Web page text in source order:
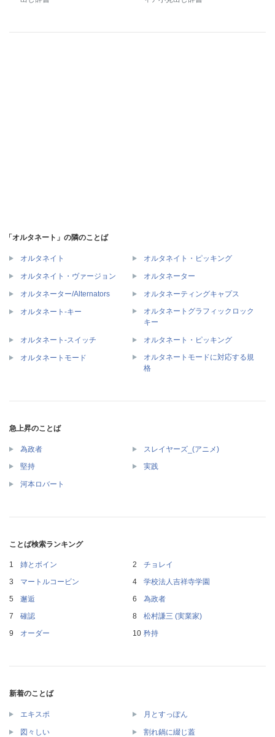
「オルタネート」の隣のことば
オルタネイト オルタネイト・ピッキング
オルタネイト・ヴァージョン オルタネーター
オルタネーター/Alternators オルタネーティングキャプス
オルタネート‐キー
オルタネートグラフィックロック
キー
オルタネート‐スイッチ オルタネート・ピッキング
オルタネートモード
オルタネートモードに対応する規
格
急上昇のことば
為政者 スレイヤーズ_(アニメ)
堅持 実践
河本ロバート
ことば検索ランキング
姉とボイン
チョレイ
マートルコービン
学校法人吉祥寺学園
邂逅
為政者
確認
松村謙三 (実業家)
オーダー
矜持
新着のことば
エキスポ 月とすっぽん
図々しい 割れ鍋に綴じ蓋